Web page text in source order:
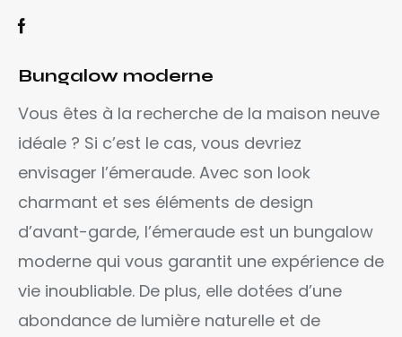
Bungalow moderne
Vous êtes à la recherche de la maison neuve
idéale ? Si c’est le cas, vous devriez
envisager l’émeraude. Avec son look
charmant et ses éléments de design
d’avant-garde, l’émeraude est un bungalow
moderne qui vous garantit une expérience de
vie inoubliable. De plus, elle dotées d’une
abondance de lumière naturelle et de